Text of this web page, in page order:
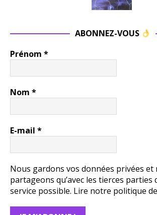
ABONNEZ-VOUS
Prénom *
Nom *
E-mail *
Nous gardons vos données privées et
partageons qu’avec les tierces parties
service possible. Lire notre politique